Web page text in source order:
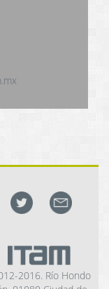
2016. Río Hondo